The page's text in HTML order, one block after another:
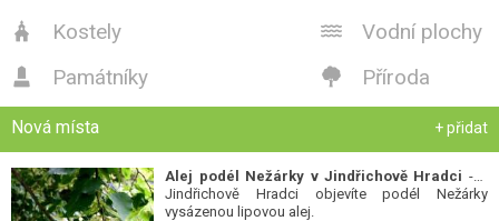
 Kostely  Vodní plochy
 Památníky  Příroda
Nová místa + přidat
Alej podél Nežárky v Jindřichově Hradci - V
Jindřichově Hradci objevíte podél Nežárky
vysázenou lipovou alej.